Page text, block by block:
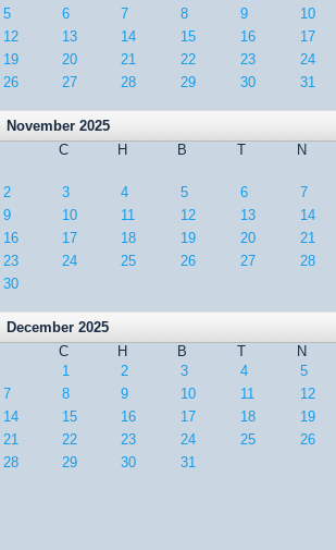
5
6 7 8 9 10
12
13 14 15 16 17
19
20 21 22 23 24
26
27 28 29 30 31
November 2025
C
H B T N
2
3 4 5 6 7
9
10 11 12 13 14
16
17 18 19 20 21
23
24 25 26 27 28
30
December 2025
C
H B T N
1
2 3 4 5
7
8 9 10 11 12
14
15 16 17 18 19
21
22 23 24 25 26
28
29 30 31